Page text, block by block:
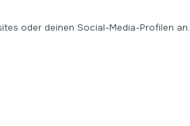
oder deinen Social-Media-Profilen an.